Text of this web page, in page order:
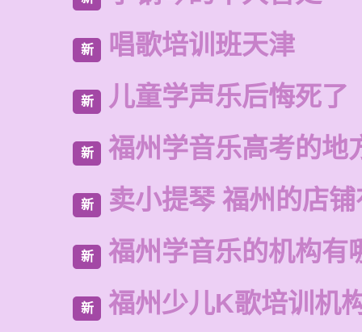
新 唱歌培训班天津
新 儿童学声乐后悔死了
新 福州学音乐高考的地
新 卖小提琴 福州的店
新 福州学音乐的机构有
新 福州少儿K歌培训机